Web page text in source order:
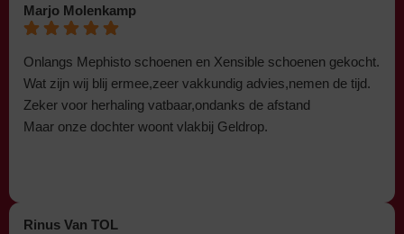
Marjo Molenkamp
Onlangs Mephisto schoenen en Xensible schoenen gekocht.
Wat zijn wij blij ermee,zeer vakkundig advies,nemen de tijd.
Zeker voor herhaling vatbaar,ondanks de afstand
Maar onze dochter woont vlakbij Geldrop.
Rinus Van TOL